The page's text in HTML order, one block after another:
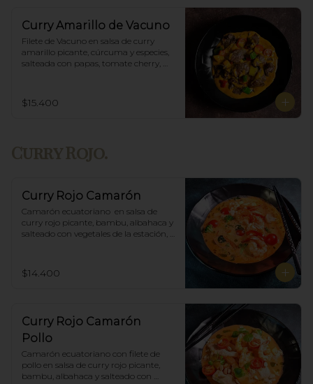
Curry Amarillo de Vacuno
Filete de Vacuno en salsa de curry
amarillo picante, cúrcuma y especies,
salteada con papas, tomate cherry,
$15.400
Curry Rojo.
Curry Rojo Camarón
Camarón ecuatoriano  en salsa de
curry rojo picante, bambu, albahaca y
salteado con vegetales de la estación,
$14.400
Curry Rojo Camarón
Pollo
Camarón ecuatoriano con filete de
pollo en salsa de curry rojo picante,
bambu, albahaca y salteado con